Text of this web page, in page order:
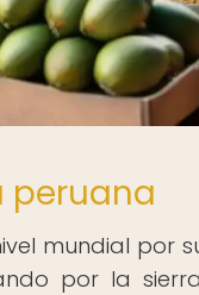
peruana
mundial por
por la